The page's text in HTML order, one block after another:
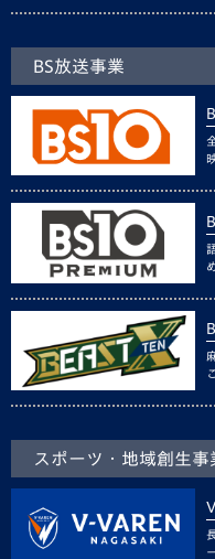
BS放送事業
スポーツ・地域創生事